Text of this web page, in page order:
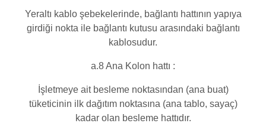
Yeraltı kablo şebekelerinde, bağlantı hattının yapıya
girdiği nokta ile bağlantı kutusu arasındaki bağlantı
kablosudur.
a.8 Ana Kolon hattı :
İşletmeye ait besleme noktasından (ana buat)
tüketicinin ilk dağıtım noktasına (ana tablo, sayaç)
kadar olan besleme hattıdır.